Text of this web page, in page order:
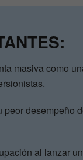
masiva como
desempeño
al lanzar